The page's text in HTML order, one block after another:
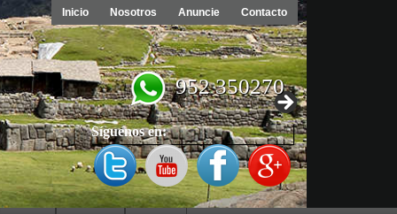
Inicio Nosotros Anuncie Contacto
952 350270
Síguenos en: